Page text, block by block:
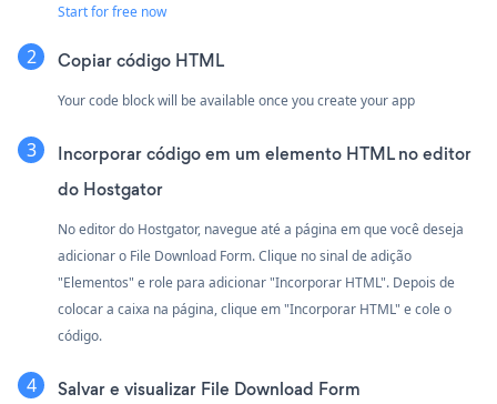
Start for free now
Copiar código HTML
Your code block will be available once you create your app
Incorporar código em um elemento HTML no editor
do Hostgator
No editor do Hostgator, navegue até a página em que você deseja
adicionar o File Download Form. Clique no sinal de adição
"Elementos" e role para adicionar "Incorporar HTML". Depois de
colocar a caixa na página, clique em "Incorporar HTML" e cole o
código.
Salvar e visualizar File Download Form